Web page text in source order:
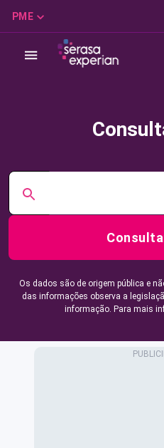
PME
Os dados são de origem pública e
das informações observa a
informação. Para mais